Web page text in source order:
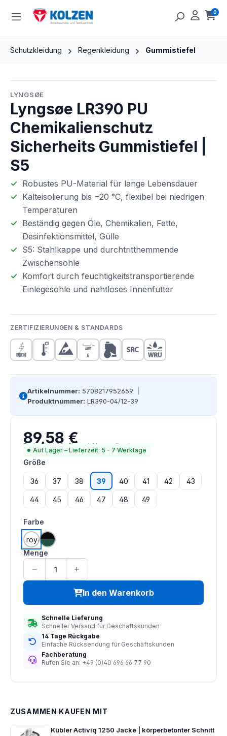
Zum Hauptinhalt springen 0
Schutzkleidung Regenkleidung Gummistiefel
LYNGSØE
Lyngsøe LR390 PU
Chemikalienschutz
Sicherheits Gummistiefel |
S5
Robustes PU-Material für lange Lebensdauer
Kälteisolierung bis −20 °C, flexibel bei niedrigen
Temperaturen
Beständig gegen Öle, Chemikalien, Fette,
Desinfektionsmittel, Gülle
S5: Stahlkappe und durchtritthemmende
Zwischensohle
Komfort durch feuchtigkeitstransportierende
Einlegesohle und nahtloses Innenfutter
ZERTIFIZIERUNGEN & STANDARDS
Artikelnummer: 5708217952659
Produktnummer: LR390-04/12-39
Regulärer Preis:
89,58 €
Preise inkl. MwSt. zzgl. Versandkosten
Auf Lager – Lieferzeit: 5 - 7 Werktage
Größe
36 37 38 39 40 41 42 43
44 45 46 47 48 49
Farbe
weiß | royal blau
grün | schwarz
Menge
In den Warenkorb
Schnelle Lieferung
Schneller Versand für Geschäftskunden
14 Tage Rückgabe
Einfache Rücksendung für Geschäftskunden
Fachberatung
Rufen Sie an: +49 (0)40 696 66 77 90
ZUSAMMEN KAUFEN MIT
Kübler Activiq 1250 Jacke | körperbetonter Schnitt